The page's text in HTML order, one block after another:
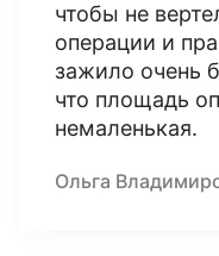
чтобы не
операции и
зажило очень
что площадь
немаленькая.
Ольга